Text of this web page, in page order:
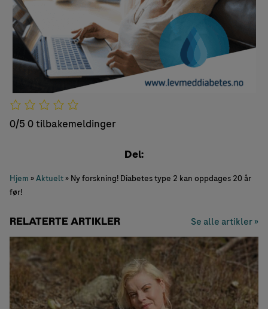
0/5 0 tilbakemeldinger
Del:
Hjem »Aktuelt» Ny forskning! Diabetes type 2 kan oppdages 20 år
før!
RELATERTE ARTIKLER Se alle artikler »